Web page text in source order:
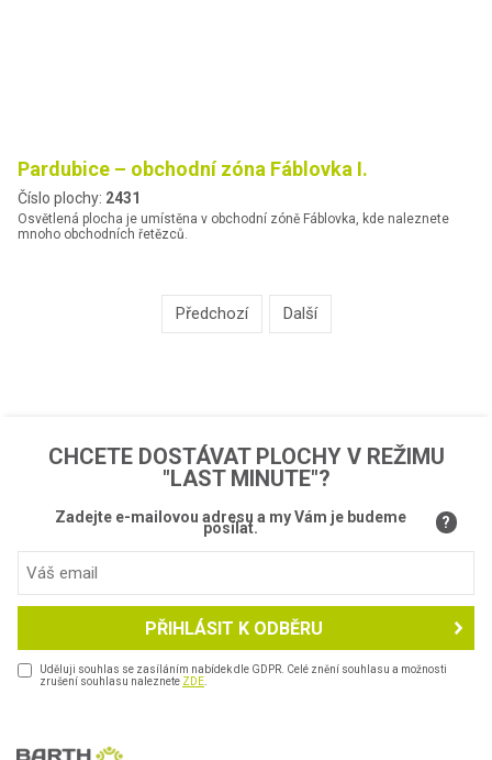
Pardubice – obchodní zóna Fáblovka I.
Číslo plochy: 2431
Osvětlená plocha je umístěna v obchodní zóně Fáblovka, kde naleznete
mnoho obchodních řetězců.
Předchozí Další
POKRAČOVAT V POPTÁVCE 0
CHCETE DOSTÁVAT PLOCHY V REŽIMU
"LAST MINUTE"?
Zadejte e-mailovou adresu a my Vám je budeme
posílat. ?
Uděluji souhlas se zasíláním nabídek dle GDPR. Celé znění souhlasu a možnosti
zrušení souhlasu naleznete ZDE.
PŘIHLÁSIT K ODBĚRU